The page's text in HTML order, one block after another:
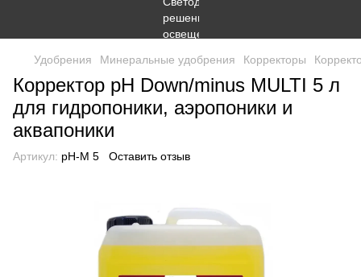
Удобрения Минеральные удобрения Корректоры
Корректор pH Down/minus MULTI 5 л
для гидропоники, аэропоники и
аквапоники
Артикул: pH-M 5 Оставить отзыв